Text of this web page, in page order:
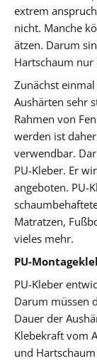
extrem
nicht. Manche
ätzen. Darum
Hartschaum nur
Zunächst
Aushärten sehr
Rahmen von
werden ist
verwendbar.
PU-Kleber. Er
angeboten. PU-
Matratzen,
vieles mehr.
PU-
PU-Kleber
Darum müssen
Dauer der
Klebekraft vom
und